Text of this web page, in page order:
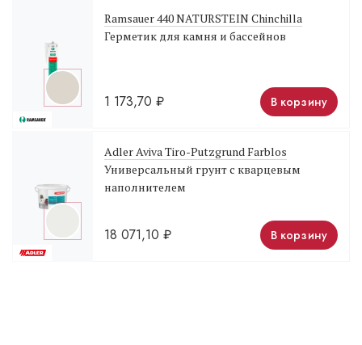
Ramsauer 440 NATURSTEIN Chinchilla
Герметик для камня и бассейнов
1 173,70 ₽ В корзину
Adler Aviva Tiro-Putzgrund Farblos
Универсальный грунт с кварцевым
наполнителем
18 071,10 ₽ В корзину